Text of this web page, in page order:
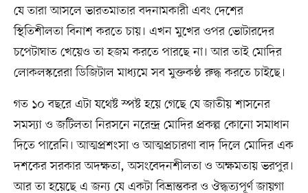
যে তারা আসলে ভারতমাতার বদনামকারী এবং দেশের
স্থিতিশীলতা বিনাশ করতে চায়। এখন মুখের ওপর ভোটারদের
চপেটাঘাত খেয়েও তা হজম করতে পারছে না। আর তাই মোদির
লোকলস্করেরা ডিজিটাল মাধ্যমে সব মুক্তকণ্ঠ রুদ্ধ করতে চাইছে।
গত ১০ বছরে এটা যথেষ্ট স্পষ্ট হয়ে গেছে যে জাতীয় শাসনের
সমস্যা ও জটিলতা নিরসনে নরেন্দ্র মোদির প্রকল্প কোনো সমাধান
দিতে পারেনি। আত্মপ্রশংসা ও আত্মপ্রচারণা বাদ দিলে মোদির এক
দশকের সরকার অদক্ষতা, অসংবেদনশীলতা ও অক্ষমতায় ভরপুর।
আর তা হয়েছে এ জন্য যে একটা বিভ্রান্তকর ও ঔদ্ধত্যপূর্ণ জায়গা